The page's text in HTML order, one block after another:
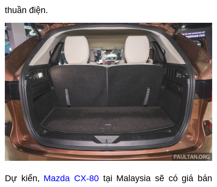
thuần điện.
Dự kiến, Mazda CX-80 tại Malaysia sẽ có giá bán